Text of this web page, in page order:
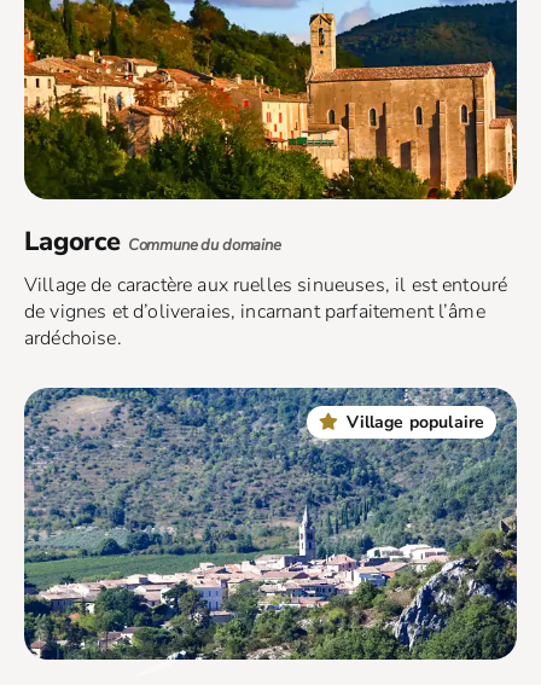
Lagorce Commune du domaine
Village de caractère aux ruelles sinueuses, il est entouré
de vignes et d’oliveraies, incarnant parfaitement l’âme
ardéchoise.
Village populaire